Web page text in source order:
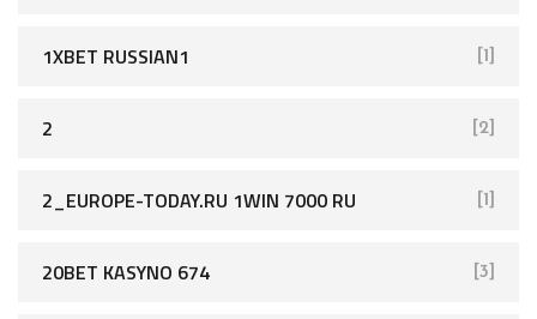
1XBET RUSSIAN1 [1]
2 [2]
2_EUROPE-TODAY.RU 1WIN 7000 RU [1]
20BET KASYNO 674 [3]